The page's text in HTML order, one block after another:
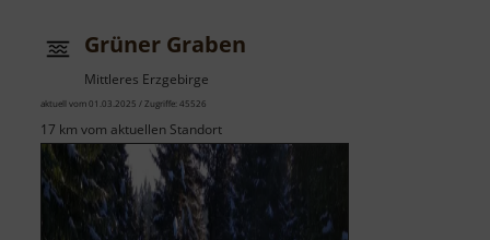
Grüner Graben
Mittleres Erzgebirge
aktuell vom 01.03.2025 / Zugriffe: 45526
17 km vom aktuellen Standort